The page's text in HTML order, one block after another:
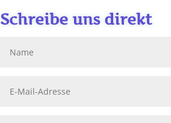
Schreibe uns direkt